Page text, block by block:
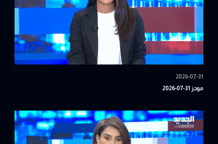
2026-07-31
موجز 31-07-2026